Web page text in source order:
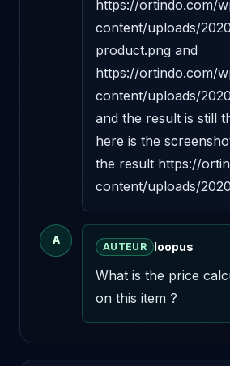
https://ortindo.com/
content/uploads/
product.png and
https://ortindo.com/
content/uploads/
and the result is still
here is the
the result https://
content/uploads/
A
AUTEUR loopus
What is the price
on this item ?